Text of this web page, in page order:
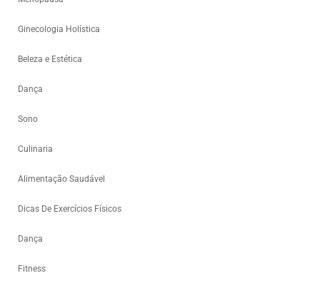
Ginecologia Holística
Beleza e Estética
Dança
Sono
Culinaria
Alimentação Saudável
Dicas De Exercícios Físicos
Dança
Fitness